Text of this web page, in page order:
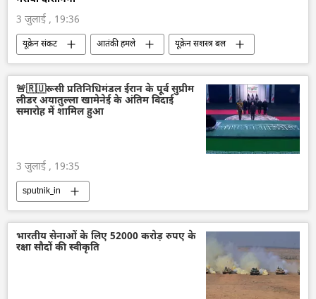
3 जुलाई , 19:36
यूक्रेन संकट आतंकी हमले
यूक्रेन सशस्त्र बल
यूक्रेन
रूस मौत
🚨🇷🇺रूसी प्रतिनिधिमंडल ईरान के पूर्व सुप्रीम
लीडर अयातुल्ला खामेनेई के अंतिम विदाई
समारोह में शामिल हुआ
3 जुलाई , 19:35
sputnik_in
भारतीय सेनाओं के लिए 52000 करोड़ रुपए के
रक्षा सौदों की स्वीकृति